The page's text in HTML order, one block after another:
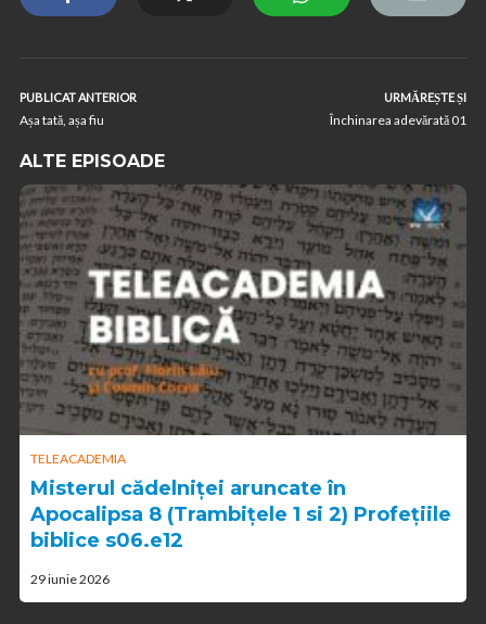
PUBLICAT ANTERIOR
Așa tată, așa fiu
URMĂREȘTE ȘI
Închinarea adevărată 01
ALTE EPISOADE
TELEACADEMIA
Misterul cădelniței aruncate în
Apocalipsa 8 (Trambițele 1 si 2) Profețiile
biblice s06.e12
29 iunie 2026